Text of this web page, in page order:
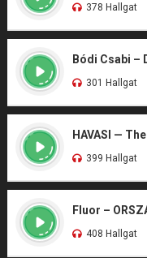
378 Hallgat
Bódi Csabi –
301 Hallgat
HAVASI —
399 Hallgat
Fluor –
408 Hallgat